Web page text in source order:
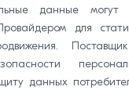
данные могут
для
данных